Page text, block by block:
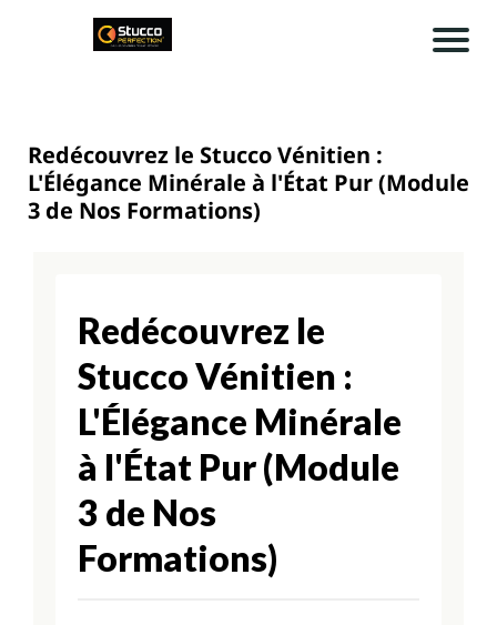
ei
Redécouvrez le Stucco Vénitien :
L'Élégance Minérale à l'État Pur (Module
3 de Nos Formations)
Redécouvrez le
Stucco Vénitien :
L'Élégance Minérale
à l'État Pur (Module
3 de Nos
Formations)